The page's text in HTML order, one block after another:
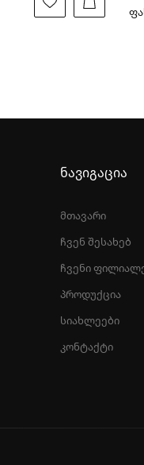
ნავიგაცია
მთავარი
ჩვენ შესახებ
ჩვენი
პროდუქცია
სიახლეები
კონტაქტი